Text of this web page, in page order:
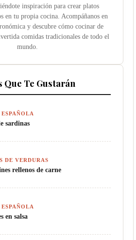
inspiración para crear platos
en tu propia cocina. Acompáñanos en
y descubre cómo cocinar de
comidas tradicionales de todo el
mundo.
Que Te Gustarán
sardinas
DE VERDURAS
rellenos de carne
en salsa